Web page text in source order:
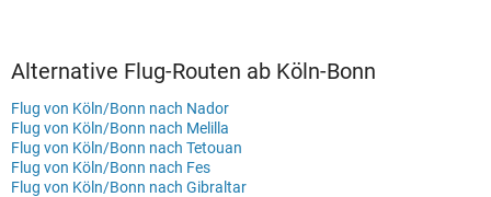
Alternative Flug-Routen ab Köln-Bonn
Flug von Köln/Bonn nach Nador
Flug von Köln/Bonn nach Melilla
Flug von Köln/Bonn nach Tetouan
Flug von Köln/Bonn nach Fes
Flug von Köln/Bonn nach Gibraltar